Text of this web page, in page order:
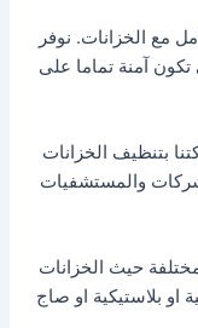
15 عام في التعامل مع الخزانات. نوفر
آمنة تماما على
بتنظيف الخزانات
والمستشفيات
حيث الخزانات
او بلاستيكية او صاج